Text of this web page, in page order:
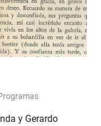
y Gerardo